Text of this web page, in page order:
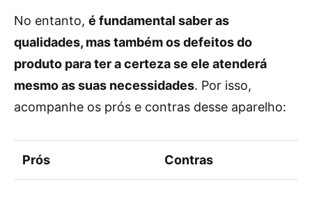
No entanto, é fundamental saber as
qualidades, mas também os defeitos do
produto para ter a certeza se ele atenderá
mesmo as suas necessidades. Por isso,
acompanhe os prós e contras desse aparelho:
Prós Contras